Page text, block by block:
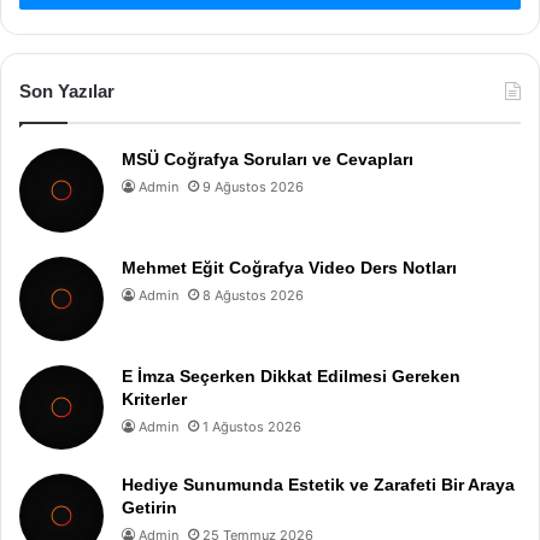
Son Yazılar
MSÜ Coğrafya Soruları ve Cevapları
Admin 9 Ağustos 2026
Mehmet Eğit Coğrafya Video Ders Notları
Admin 8 Ağustos 2026
E İmza Seçerken Dikkat Edilmesi Gereken
Kriterler
Admin 1 Ağustos 2026
Hediye Sunumunda Estetik ve Zarafeti Bir Araya
Getirin
Admin 25 Temmuz 2026